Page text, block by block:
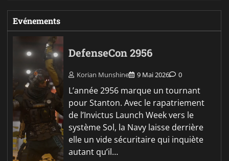
Evénements
DefenseCon 2956
Korian Munshine 9 Mai 2026 0
L’année 2956 marque un tournant
pour Stanton. Avec le rapatriement
de l’Invictus Launch Week vers le
système Sol, la Navy laisse derrière
elle un vide sécuritaire qui inquiète
autant qu’il…